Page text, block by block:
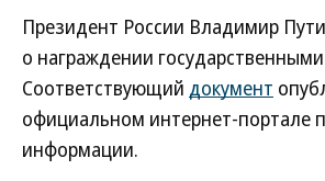
Президент России Владимир
о награждении
Соответствующий документ
официальном интернет-портале
информации.